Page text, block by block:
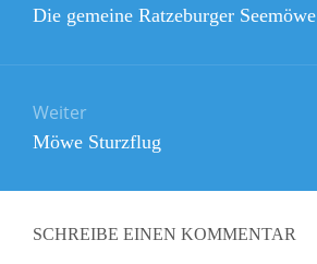
Vorheriger
Die gemeine Ratzeburger Seemöwe
Weiter
Nächster
Möwe Sturzflug
SCHREIBE EINEN KOMMENTAR